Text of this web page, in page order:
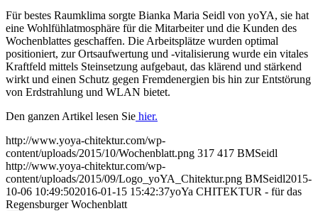
Für bestes Raumklima sorgte Bianka Maria Seidl von yoYA, sie hat
eine Wohlfühlatmosphäre für die Mitarbeiter und die Kunden des
Wochenblattes geschaffen. Die Arbeitsplätze wurden optimal
positioniert, zur Ortsaufwertung und -vitalisierung wurde ein vitales
Kraftfeld mittels Steinsetzung aufgebaut, das klärend und stärkend
wirkt und einen Schutz gegen Fremdenergien bis hin zur Entstörung
von Erdstrahlung und WLAN bietet.
Den ganzen Artikel lesen Sie hier.
http://www.yoya-chitektur.com/wp-
content/uploads/2015/10/Wochenblatt.png 317 417 BMSeidl
http://www.yoya-chitektur.com/wp-
content/uploads/2015/09/Logo_yoYA_Chitektur.png BMSeidl2015-
10-06 10:49:502016-01-15 15:42:37yoYa CHITEKTUR - für das
Regensburger Wochenblatt